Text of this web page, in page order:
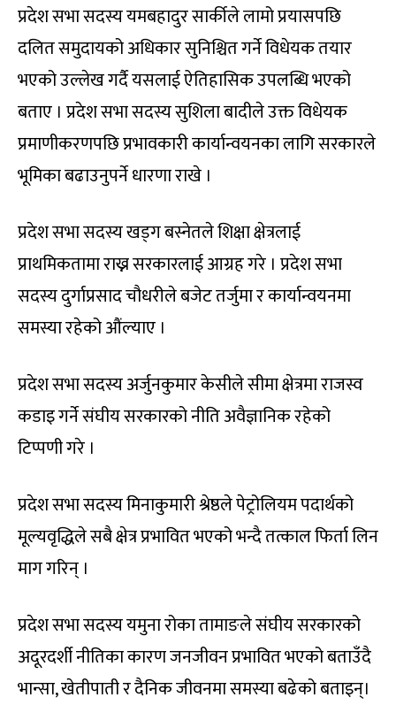
प्रदेश सभा सदस्य यमबहादुर सार्कीले लामो प्रयासपछि
दलित समुदायको अधिकार सुनिश्चित गर्ने विधेयक तयार
भएको उल्लेख गर्दै यसलाई ऐतिहासिक उपलब्धि भएको
बताए । प्रदेश सभा सदस्य सुशिला बादीले उक्त विधेयक
प्रमाणीकरणपछि प्रभावकारी कार्यान्वयनका लागि सरकारले
भूमिका बढाउनुपर्ने धारणा राखे ।
प्रदेश सभा सदस्य खड्ग बस्नेतले शिक्षा क्षेत्रलाई
प्राथमिकतामा राख्न सरकारलाई आग्रह गरे । प्रदेश सभा
सदस्य दुर्गाप्रसाद चौधरीले बजेट तर्जुमा र कार्यान्वयनमा
समस्या रहेको औंल्याए ।
प्रदेश सभा सदस्य अर्जुनकुमार केसीले सीमा क्षेत्रमा राजस्व
कडाइ गर्ने संघीय सरकारको नीति अवैज्ञानिक रहेको
टिप्पणी गरे ।
प्रदेश सभा सदस्य मिनाकुमारी श्रेष्ठले पेट्रोलियम पदार्थको
मूल्यवृद्धिले सबै क्षेत्र प्रभावित भएको भन्दै तत्काल फिर्ता लिन
माग गरिन् ।
प्रदेश सभा सदस्य यमुना रोका तामाङले संघीय सरकारको
अदूरदर्शी नीतिका कारण जनजीवन प्रभावित भएको बताउँदै
भान्सा, खेतीपाती र दैनिक जीवनमा समस्या बढेको बताइन्।